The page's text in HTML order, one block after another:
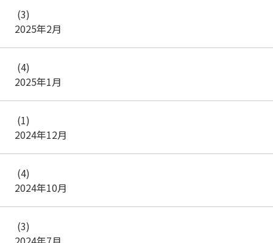
2025年2月
(3)
2025年1月
(4)
2024年12月
(1)
2024年10月
(4)
(3)